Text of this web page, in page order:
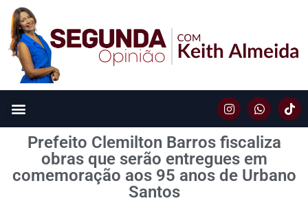
Prefeito Clemilton Barros fiscaliza
obras que serão entregues em
comemoração aos 95 anos de Urbano
Santos